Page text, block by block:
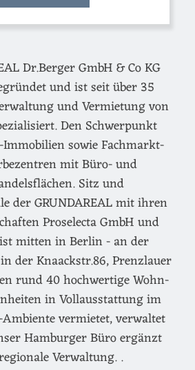
Dr.Berger GmbH & Co KG
und ist seit über 35
und Vermietung von
Den Schwerpunkt
Immobilien sowie Fachmarkt-
mit Büro- und
Sitz und
der GRUNDAREAL mit ihren
Proselecta GmbH und
mitten in Berlin - an der
der Knaackstr.86, Prenzlauer
rund 40 hochwertige Wohn-
in Vollausstattung im
vermietet, verwaltet
Hamburger Büro ergänzt
Verwaltung. .